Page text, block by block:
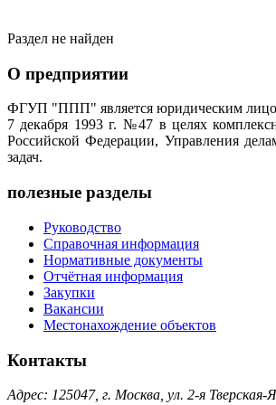
Раздел не найден
О предприятии
ФГУП "ППП" является юридическим лицом
7 декабря 1993 г. №47 в целях
Российской Федерации, Управления
задач.
полезные разделы
Руководство
Справочная информация
Нормативные документы
Отчётная информация
Закупки
Вакансии
Местонахождение объектов
Контакты
Адрес: 125047, г. Москва, ул. 2-я Тверская-